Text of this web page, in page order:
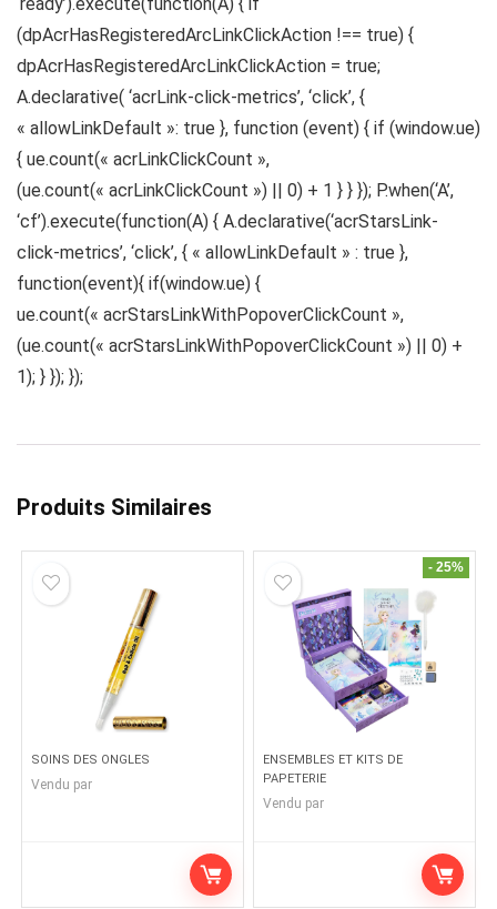
(dpAcrHasRegisteredArcLinkClickAction !== true) {
dpAcrHasRegisteredArcLinkClickAction = true;
A.declarative( ‘acrLink-click-metrics’, ‘click’, {
« allowLinkDefault »: true }, function (event) { if (window.ue)
{ ue.count(« acrLinkClickCount »,
(ue.count(« acrLinkClickCount ») || 0) + 1 } } }); P.when(‘A’,
‘cf’).execute(function(A) { A.declarative(‘acrStarsLink-
click-metrics’, ‘click’, { « allowLinkDefault » : true },
function(event){ if(window.ue) {
ue.count(« acrStarsLinkWithPopoverClickCount »,
(ue.count(« acrStarsLinkWithPopoverClickCount ») || 0) +
1); } }); });
Produits Similaires
SOINS DES ONGLES
Vendu par
- 25%
ENSEMBLES ET KITS DE
PAPETERIE
Vendu par